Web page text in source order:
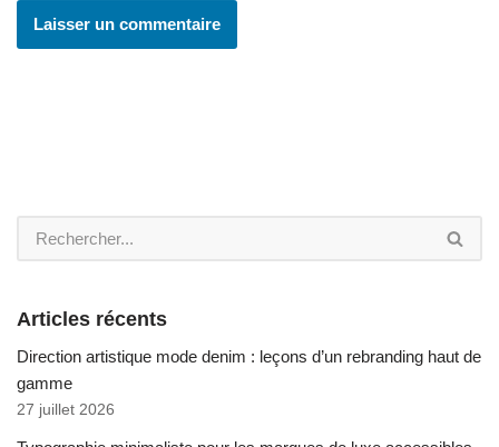
Articles récents
Direction artistique mode denim : leçons d’un rebranding haut de
gamme
27 juillet 2026